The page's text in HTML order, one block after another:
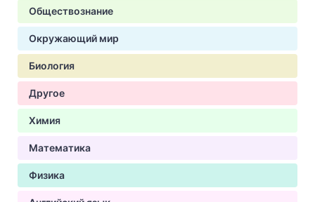
Обществознание
Окружающий мир
Биология
Другое
Химия
Математика
Физика